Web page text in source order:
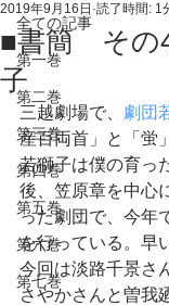
全ての記事
第一巻
第二巻
第三巻
第四巻
第五巻
第六巻
第七巻
■書簡 その
子
2019年9月16日 読了時間: 1
三越劇場で、 劇団
産百両首」と「蛍
若獅子は僕の育っ
後、笠原章を中心
った劇団で、今年
を行っている。早
今回は淡路千景さ
さやかさんと曽我